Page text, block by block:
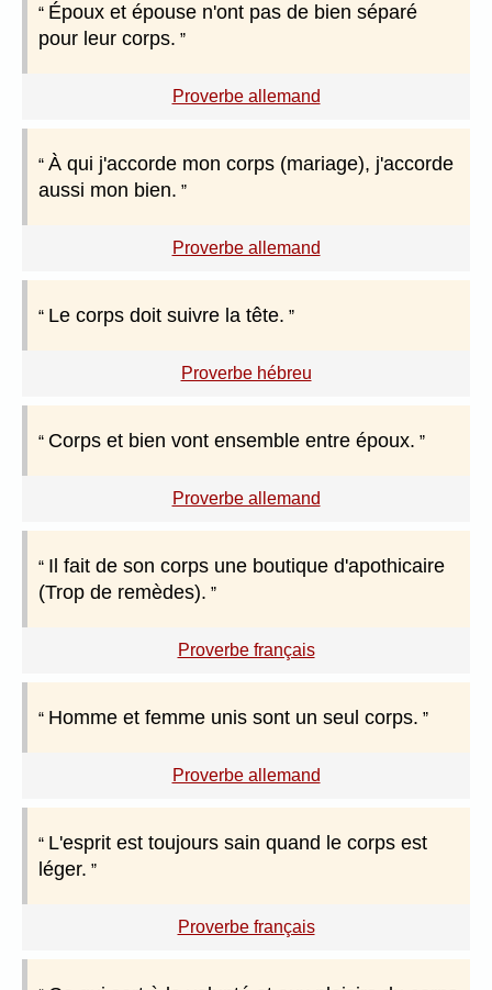
Époux et épouse n'ont pas de bien séparé
pour leur corps.
Proverbe allemand
À qui j'accorde mon corps (mariage), j'accorde
aussi mon bien.
Proverbe allemand
Le corps doit suivre la tête.
Proverbe hébreu
Corps et bien vont ensemble entre époux.
Proverbe allemand
Il fait de son corps une boutique d'apothicaire
(Trop de remèdes).
Proverbe français
Homme et femme unis sont un seul corps.
Proverbe allemand
L'esprit est toujours sain quand le corps est
léger.
Proverbe français